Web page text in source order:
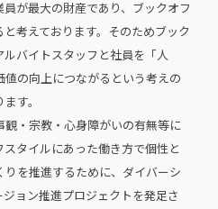
が最大の財産であり、ブックオフ
考えております。そのためブック
バイトスタッフと社員を「人
の向上につながるという考えの
す。
・宗教・心身障がいの有無等に
タイルにあった働き方で個性と
を推進するために、ダイバーシ
ョン推進プロジェクトを発足さ